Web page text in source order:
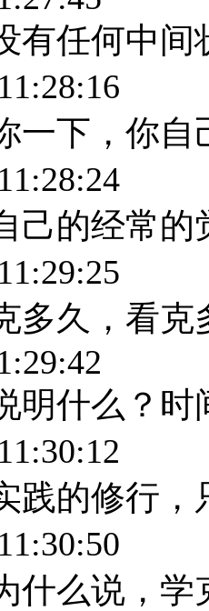
有任何中间
一下，你自
己的经常的
多久，看克
明什么？时
践的修行，
什么说，学